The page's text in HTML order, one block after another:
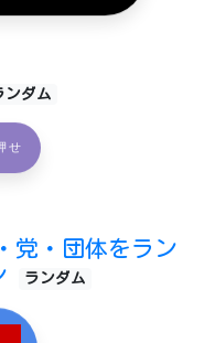
ンダム
せ
党・団体をラン
ランダム